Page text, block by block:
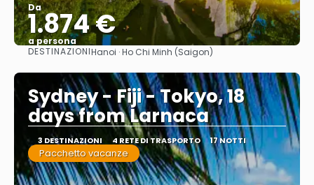
Da
1.874 €
a persona
Vedere
DESTINAZIONIHanoi · Ho Chi Minh (Saigon)
Sydney - Fiji - Tokyo, 18
days from Larnaca
3 DESTINAZIONI 4 RETE DI TRASPORTO 17 NOTTI
Pacchetto vacanze